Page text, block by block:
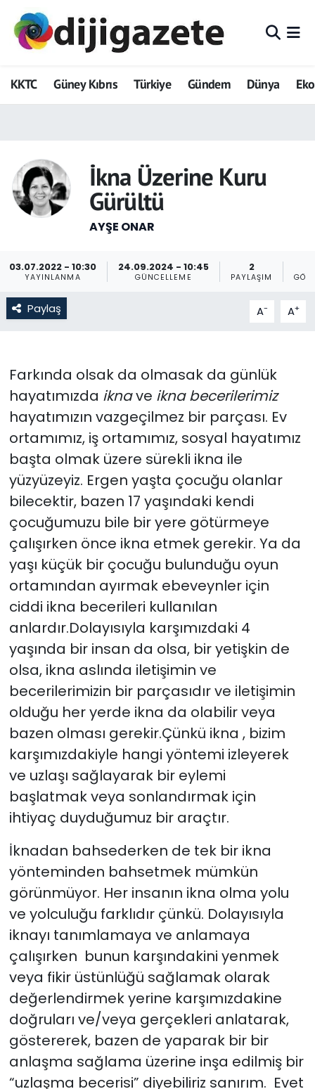
KKTC Güney Kıbrıs Türkiye Gündem Dünya
İkna Üzerine Kuru
Gürültü
AYŞE ONAR
03.07.2022 - 10:30
YAYINLANMA
24.09.2024 - 10:45
GÜNCELLEME
2
PAYLAŞIM
Paylaş A- A+
Farkında olsak da olmasak da günlük
hayatımızda iknave ikna becerilerimiz
hayatımızın vazgeçilmez bir parçası. Ev
ortamımız, iş ortamımız, sosyal hayatımız
başta olmak üzere sürekli ikna ile
yüzyüzeyiz. Ergen yaşta çocuğu olanlar
bilecektir, bazen 17 yaşındaki kendi
çocuğumuzu bile bir yere götürmeye
çalışırken önce ikna etmek gerekir. Ya da
yaşı küçük bir çocuğu bulunduğu oyun
ortamından ayırmak ebeveynler için
ciddi ikna becerileri kullanılan
anlardır.Dolayısıyla karşımızdaki 4
yaşında bir insan da olsa, bir yetişkin de
olsa, ikna aslında iletişimin ve
becerilerimizin bir parçasıdır ve iletişimin
olduğu her yerde ikna da olabilir veya
bazen olması gerekir.Çünkü ikna , bizim
karşımızdakiyle hangi yöntemi izleyerek
ve uzlaşı sağlayarak bir eylemi
başlatmak veya sonlandırmak için
ihtiyaç duyduğumuz bir araçtır.
İknadan bahsederken de tek bir ikna
yönteminden bahsetmek mümkün
görünmüyor. Her insanın ikna olma yolu
ve yolculuğu farklıdır çünkü. Dolayısıyla
iknayı tanımlamaya ve anlamaya
çalışırken bunun karşındakini yenmek
veya fikir üstünlüğü sağlamak olarak
değerlendirmek yerine karşımızdakine
doğruları ve/veya gerçekleri anlatarak,
göstererek, bazen de yaparak bir bir
anlaşma sağlama üzerine inşa edilmiş bir
“uzlaşma becerisi” diyebiliriz sanırım. Evet
ADVERTORIAL
Dijigazete
Eğitim
Ekonomi
Foto Galeri
GEZİ
Güncel
KKTC
KKTC YEREL SEÇİM 2018
Kültür Sanat
Magazin
Moda
Nöbetçi Eczaneler
Otomobil Dünyası
Politika
SAĞLIK
Spor
Teknoloji
TÜRKiYE
Video Galeri
YAŞAM
Yazarlar
Hava Durumu
Trafik Durumu
Tüm Manşetler
Son Dakika Haberleri
Haber Arşivi